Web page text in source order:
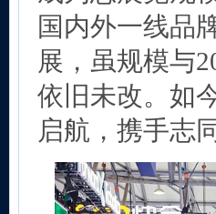
国内外一线品
展，虽规模与
依旧未改。如
启航，携手志